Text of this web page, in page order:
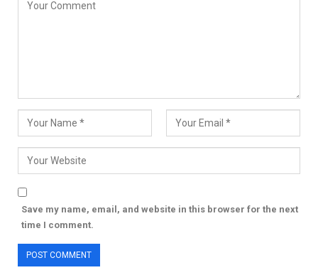
Save my name, email, and website in this browser for the next
time I comment.